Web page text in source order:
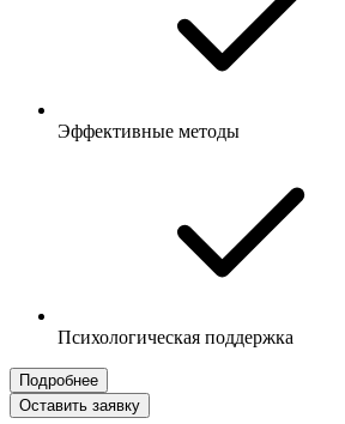
Эффективные методы
Психологическая поддержка
Подробнее
Оставить заявку